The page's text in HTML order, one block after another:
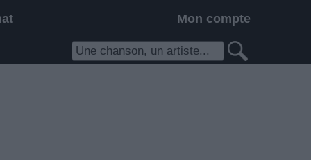
Mon compte